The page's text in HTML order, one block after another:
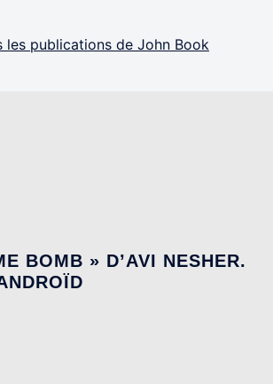
les publications de John Book
BOMB » D’AVI NESHER.